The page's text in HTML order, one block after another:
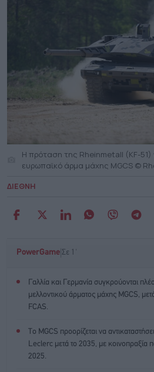
H πρόταση της Rheinmetall (KF-51)
ευρωπαϊκό άρμα μάχης MGCS ©
ΔΙΕΘΝΗ
PowerGame Σε 1'
Γαλλία και Γερμανία συγκρούονται
μελλοντικού άρματος μάχης MGCS,
FCAS.
Το MGCS προορίζεται να
Leclerc μετά το 2035, με κοινοπραξία
2025.